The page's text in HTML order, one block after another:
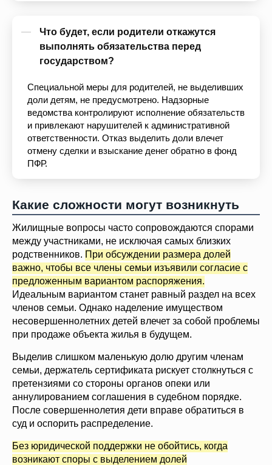
Что будет, если родители откажутся
выполнять обязательства перед
государством?
Специальной меры для родителей, не выделивших
доли детям, не предусмотрено. Надзорные
ведомства контролируют исполнение обязательств
и привлекают нарушителей к административной
ответственности. Отказ выделить доли влечет
отмену сделки и взыскание денег обратно в фонд
ПФР.
Какие сложности могут возникнуть
Жилищные вопросы часто сопровождаются спорами
между участниками, не исключая самых близких
родственников. При обсуждении размера долей
важно, чтобы все члены семьи изъявили согласие с
предложенным вариантом распоряжения.
Идеальным вариантом станет равный раздел на всех
членов семьи. Однако наделение имуществом
несовершеннолетних детей влечет за собой проблемы
при продаже объекта жилья в будущем.
Выделив слишком маленькую долю другим членам
семьи, держатель сертификата рискует столкнуться с
претензиями со стороны органов опеки или
аннулированием соглашения в судебном порядке.
После совершеннолетия дети вправе обратиться в
суд и оспорить распределение.
Без юридической поддержки не обойтись, когда
возникают споры с выделением долей